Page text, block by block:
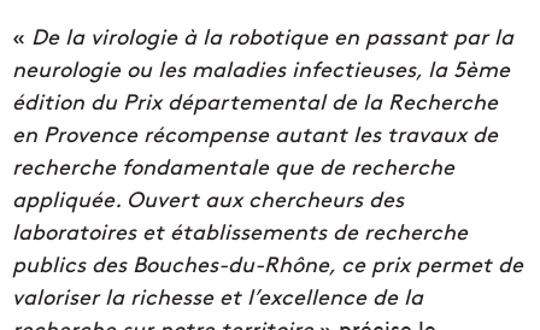
« De la virologie à la robotique en passant par la
neurologie ou les maladies infectieuses, la 5ème
édition du Prix départemental de la Recherche
en Provence récompense autant les travaux de
recherche fondamentale que de recherche
appliquée. Ouvert aux chercheurs des
laboratoires et établissements de recherche
publics des Bouches-du-Rhône, ce prix permet de
valoriser la richesse et l’excellence de la